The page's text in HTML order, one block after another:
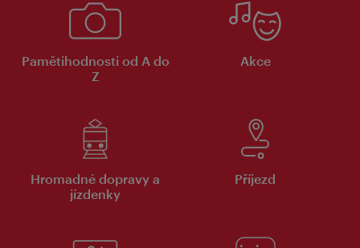
Pamětihodnosti od A do
Z
Akce
Hromadné dopravy a
jízdenky
Příjezd